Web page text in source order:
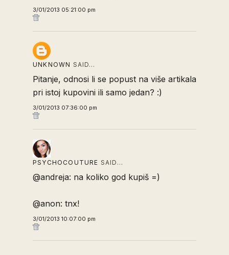
3/01/2013 05:21:00 pm
UNKNOWN SAID…
Pitanje, odnosi li se popust na više artikala
pri istoj kupovini ili samo jedan? :)
3/01/2013 07:36:00 pm
PSYCHOCOUTURE SAID…
@andreja: na koliko god kupiš =)
@anon: tnx!
3/01/2013 10:07:00 pm